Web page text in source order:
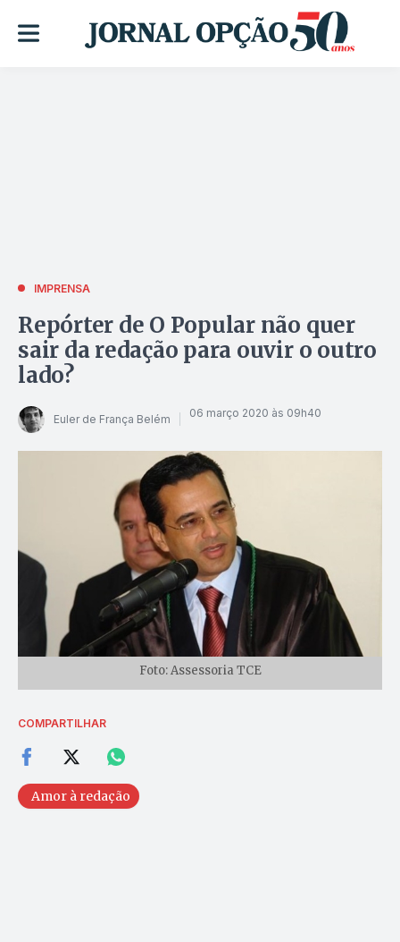
IMPRENSA
Repórter de O Popular não quer
sair da redação para ouvir o outro
lado?
Euler de França Belém 06 março 2020 às 09h40
Foto: Assessoria TCE
COMPARTILHAR
Amor à redação